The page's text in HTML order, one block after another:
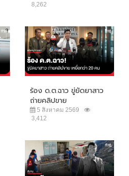
8,262
ร้อง ด.ต.ฉาว ขู่ยัดยาสาว
ถ่ายคลิปขาย
5 สิงหาคม 2569
3,412